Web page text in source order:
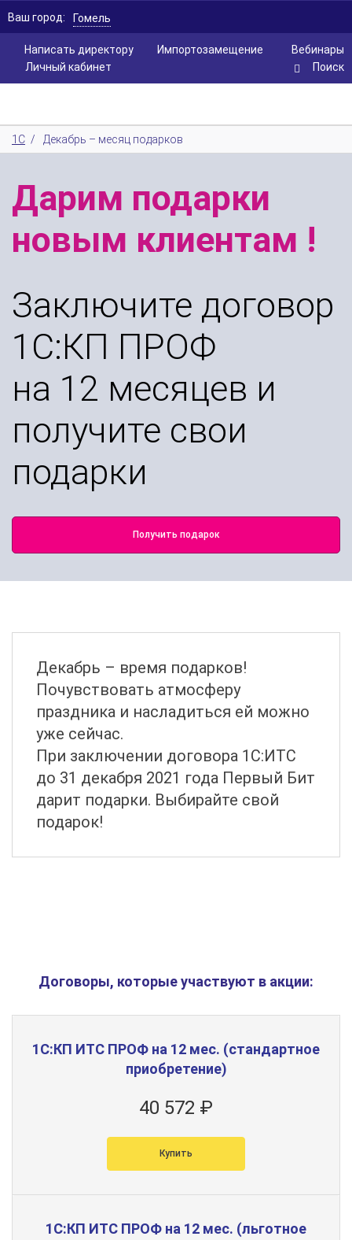
Написать директору Вебинары
Импортозамещение
Личный кабинет
Ваш город: Гомель
Поиск
1С / Декабрь – месяц подарков
Дарим подарки
новым клиентам !
Заключите договор
1С:КП ПРОФ
на 12 месяцев и
получите свои
подарки
Получить подарок
Декабрь – время подарков!
Почувствовать атмосферу
праздника и насладиться ей можно
уже сейчас.
При заключении договора 1С:ИТС
до 31 декабря 2021 года Первый Бит
дарит подарки. Выбирайте свой
подарок!
Договоры, которые участвуют в акции:
1С:КП ИТС ПРОФ на 12 мес. (стандартное
приобретение)
40 572 ₽
Купить
1С:КП ИТС ПРОФ на 12 мес. (льготное